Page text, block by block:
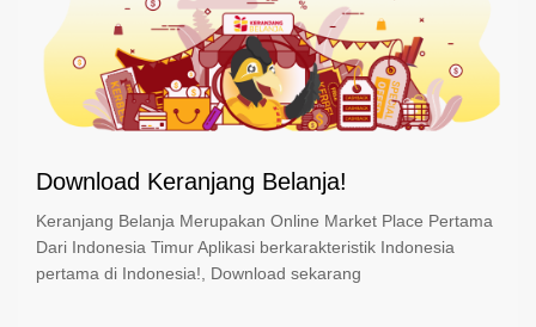
Download Keranjang Belanja!
Keranjang Belanja Merupakan Online Market Place Pertama
Dari Indonesia Timur Aplikasi berkarakteristik Indonesia
pertama di Indonesia!, Download sekarang